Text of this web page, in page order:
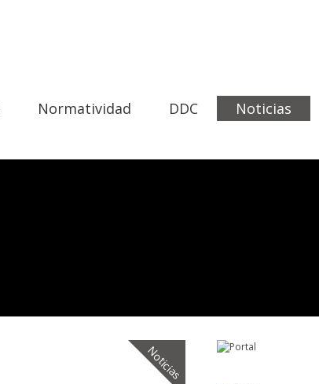
Normatividad DDC Noticias
Noticias